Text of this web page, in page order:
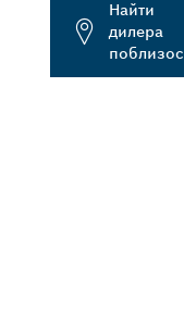
Найти
дилера